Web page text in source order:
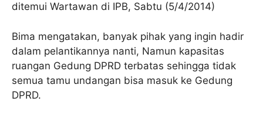
ditemui Wartawan di IPB, Sabtu (5/4/2014)
Bima mengatakan, banyak pihak yang ingin hadir
dalam pelantikannya nanti, Namun kapasitas
ruangan Gedung DPRD terbatas sehingga tidak
semua tamu undangan bisa masuk ke Gedung
DPRD.